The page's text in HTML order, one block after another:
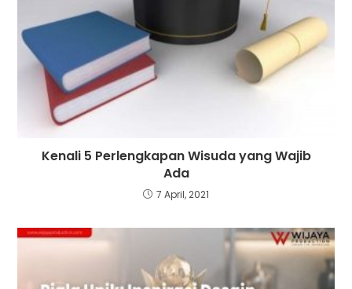
Kenali 5 Perlengkapan Wisuda yang Wajib
Ada
7 April, 2021